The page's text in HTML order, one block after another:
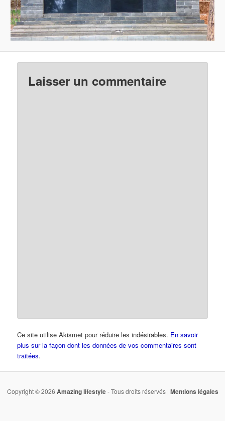
Laisser un commentaire
Ce site utilise Akismet pour réduire les indésirables. En savoir
plus sur la façon dont les données de vos commentaires sont
traitées.
Copyright © 2026 Amazing lifestyle- Tous droits réservés | Mentions légales